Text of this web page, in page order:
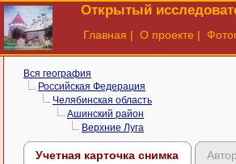
Открытый
Главная | О проекте |
Вся география
Российская Федерация
Челябинская область
Ашинский район
Верхние Луга
Учетная карточка снимка